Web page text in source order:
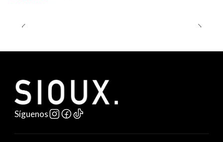
Síguenos